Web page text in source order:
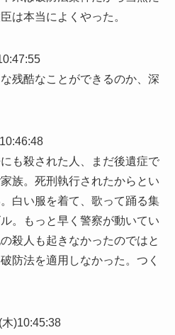
は本当によくやった。
残酷なことができるのか、深
も殺された人、まだ後遺症で
族。死刑執行されたからとい
白い服を着て、歌って踊る集
。もっと早く警察が動いてい
殺人も起きなかったのではと
防法を適用しなかった。つく
)10:45:38